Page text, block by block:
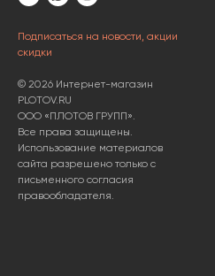
Подписаться на новости, акции
скидки
© 2026 Интернет-магазин
PLOTOV.RU
ООО «ПЛОТОВ ГРУПП».
Все права защищены.
Использование материалов
сайта разрешено только с
письменного согласия
правообладателя.